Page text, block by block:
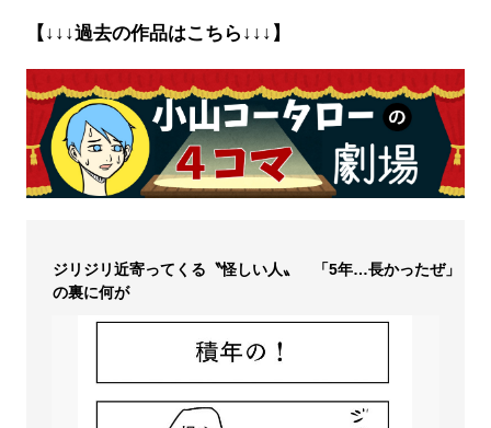
【↓↓↓過去の作品はこちら↓↓↓】
ジリジリ近寄ってくる〝怪しい人〟 「5年…長かったぜ」
の裏に何が